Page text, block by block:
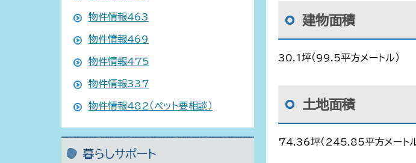
物件情報463
物件情報469
物件情報475
物件情報337
物件情報482（ペット要相談）
暮らしサポート
建物面積
30.1坪（99.5平方メートル）
土地面積
74.36坪（245.85平方メートル